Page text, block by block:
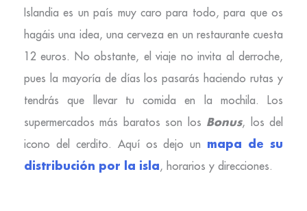
Islandia es un país muy caro para todo, para que os
hagáis una idea, una cerveza en un restaurante cuesta
12 euros. No obstante, el viaje no invita al derroche,
pues la mayoría de días los pasarás haciendo rutas y
tendrás que llevar tu comida en la mochila. Los
supermercados más baratos son los Bonus, los del
icono del cerdito. Aquí os dejo un mapa de su
distribución por la isla, horarios y direcciones.